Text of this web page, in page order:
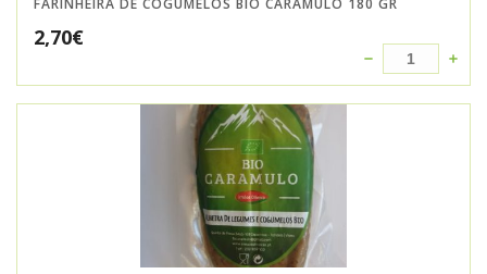
FARINHEIRA DE COGUMELOS BIO CARAMULO 180 GR
2,70€